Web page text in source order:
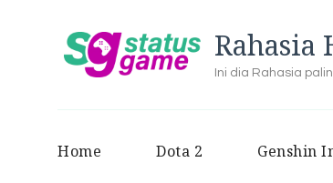
Rahasia
Ini dia Rahasia
Home Dota 2 Genshin